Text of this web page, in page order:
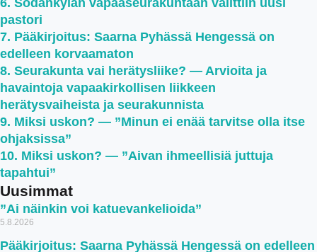
Sodankylän vapaaseurakuntaan valittiin uusi
pastori
Pääkirjoitus: Saarna Pyhässä Hengessä on
edelleen korvaamaton
Seurakunta vai herätysliike? — Arvioita ja
havaintoja vapaakirkollisen liikkeen
herätysvaiheista ja seurakunnista
Miksi uskon? — ”Minun ei enää tarvitse olla itse
ohjaksissa”
Miksi uskon? — ”Aivan ihmeellisiä juttuja
tapahtui”
Uusimmat
”Ai näinkin voi katuevankelioida”
5.8.2026
Pääkirjoitus: Saarna Pyhässä Hengessä on edelleen